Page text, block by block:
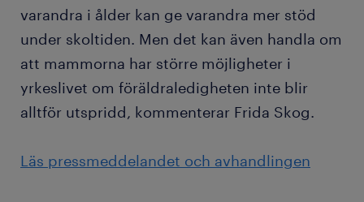
varandra i ålder kan ge varandra mer stöd
under skoltiden. Men det kan även handla om
att mammorna har större möjligheter i
yrkeslivet om föräldraledigheten inte blir
alltför utspridd, kommenterar Frida Skog.
Läs pressmeddelandet och avhandlingen